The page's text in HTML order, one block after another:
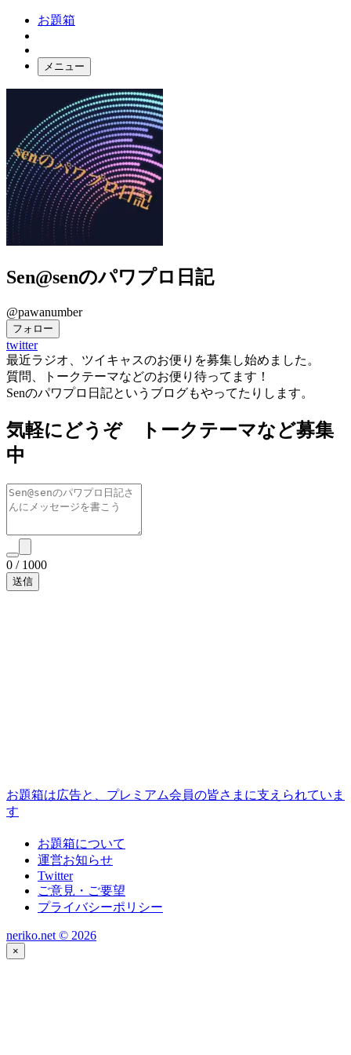
お題箱
メニュー
お題ガチャ
ログイン
Sen@senのパワプロ日記
@pawanumber
フォロー
twitter
最近ラジオ、ツイキャスのお便りを募集し始めました。
質問、トークテーマなどのお便り待ってます！
Senのパワプロ日記というブログもやってたりします。
気軽にどうぞ トークテーマなど募集
中
0 / 1000
お題箱は広告と、プレミアム会員の皆さまに支えられていま
す
お題箱について
運営お知らせ
Twitter
ご意見・ご要望
プライバシーポリシー
neriko.net © 2026
×